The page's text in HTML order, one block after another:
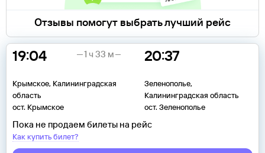
Отзывы помогут выбрать лучший рейс
19:04
Крымское, Калининградская
область
ост. Крымское
20:37
Зеленополье,
Калининградская область
ост. Зеленополье
1 ч 33 м
Пока не продаем билеты на рейс
Как купить билет?